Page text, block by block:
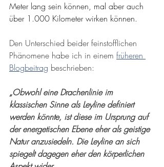
Meter lang sein können, mal aber auch
über 1.000 Kilometer wirken können.
Den Unterschied beider feinstofflichen
Phänomene habe ich in einem früheren
Blogbeitrag beschrieben:
„Obwohl eine Drachenlinie im
klassischen Sinne als Leyline definiert
werden könnte, ist diese im Ursprung auf
der energetischen Ebene eher als geistige
Natur anzusiedeln. Die Leyline an sich
spiegelt dagegen eher den körperlichen